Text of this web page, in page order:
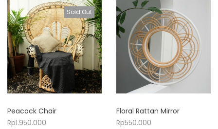
Sold Out
Peacock Chair
Rp1.950.000
Floral Rattan Mirror
Rp550.000